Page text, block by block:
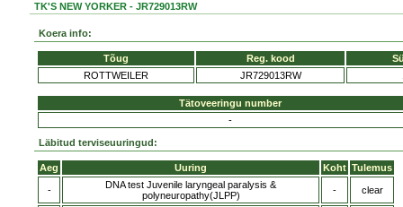
TK'S NEW YORKER - JR729013RW
Koera info:
Tõug Reg. kood
ROTTWEILER
JR729013RW
Tätoveeringu number
-
Läbitud terviseuuringud:
Aeg Uuring Koht Tulemus
-
DNA test Juvenile laryngeal paralysis &
polyneuropathy(JLPP)
- clear